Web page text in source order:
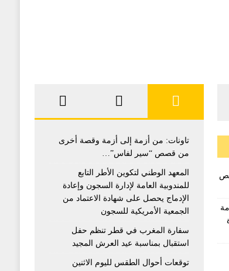
تاونات: من أزمة إلى أزمة وقصة أخرى
من قصص “سير لفاس”…
المعهد الوطني لتكوين الأطر التابع
للمندوبية العامة لإدارة السجون وإعادة
الإدماج يحصل على شهادة الاعتماد من
الجمعية الأمريكية للسجون
سفارة المغرب في قطر تنظم حفل
استقبال بمناسبة عيد العرش المجيد
توقعات أحوال الطقس لليوم الاثنين